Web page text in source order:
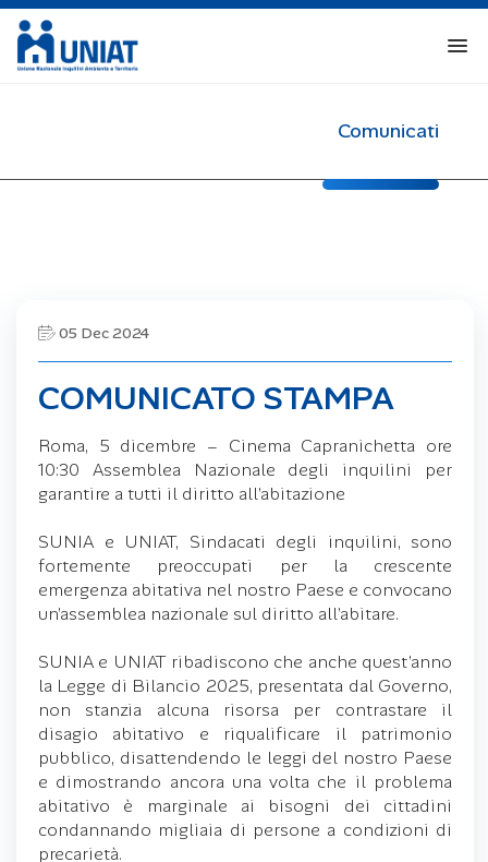
Comunicati
05 Dec 2024
COMUNICATO STAMPA
Roma, 5 dicembre – Cinema Capranichetta ore
10:30 Assemblea Nazionale degli inquilini per
garantire a tutti il diritto all’abitazione
SUNIA e UNIAT, Sindacati degli inquilini, sono
fortemente preoccupati per la crescente
emergenza abitativa nel nostro Paese e convocano
un’assemblea nazionale sul diritto all’abitare.
SUNIA e UNIAT ribadiscono che anche quest’anno
la Legge di Bilancio 2025, presentata dal Governo,
non stanzia alcuna risorsa per contrastare il
disagio abitativo e riqualificare il patrimonio
pubblico, disattendendo le leggi del nostro Paese
e dimostrando ancora una volta che il problema
abitativo è marginale ai bisogni dei cittadini
condannando migliaia di persone a condizioni di
precarietà.